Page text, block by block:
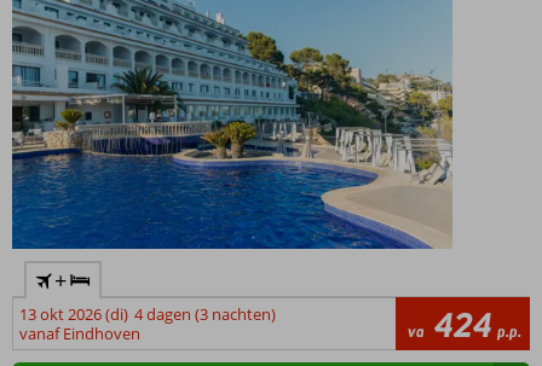
ook
mogelijk
+
13 okt 2026 (di) 4 dagen (3 nachten)
vanaf Eindhoven
va 424 p.p.